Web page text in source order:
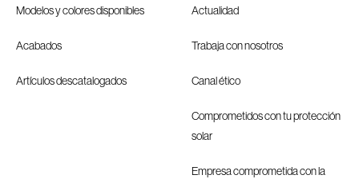
Modelos y colores disponibles
Acabados
Artículos descatalogados
Actualidad
Trabaja con nosotros
Canal ético
Comprometidos con tu protección
solar
Empresa comprometida con la